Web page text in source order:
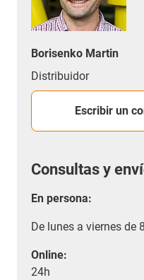
Borisenko Martin
Distribuidor
Escribir un
Consultas y
En persona:
De lunes a viernes de
Online:
24h